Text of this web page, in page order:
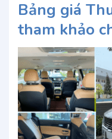
Bảng giá
tham khảo